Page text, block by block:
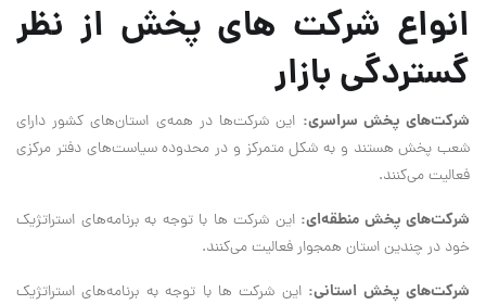
انواع شرکت های پخش از نظر
گستردگی بازار
شرکت‌های پخش سراسری: این شرکت‌ها در همه‌ی استان‌های کشور دارای
شعب پخش هستند و به شکل متمرکز و در محدوده سیاست‌های دفتر مرکزی
فعالیت می‌کنند.
شرکت‌های پخش منطقه‌ای: این شرکت ها با توجه به برنامه‌های استراتژیک
خود در چندین استان همجوار فعالیت می‌کنند.
شرکت‌های پخش استانی: این شرکت ها با توجه به برنامه‌های استراتژیک